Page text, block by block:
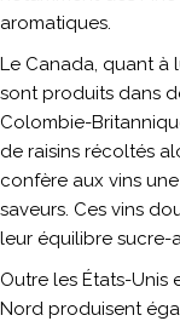
aromatiques.
Le Canada, quant à
sont produits dans
Colombie-
de raisins récoltés
confère aux vins
saveurs. Ces vins
leur équilibre sucre-
Outre les États-Unis
Nord produisent